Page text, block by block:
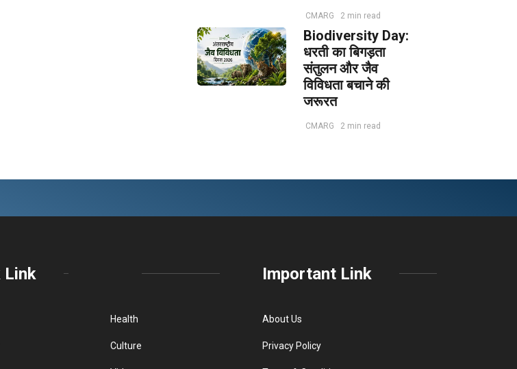
CMARG 2 min read
Biodiversity Day:
धरती का बिगड़ता
संतुलन और जैव
विविधता बचाने की
जरूरत
CMARG 2 min read
Link
Health
Culture
Important Link
About Us
Privacy Policy